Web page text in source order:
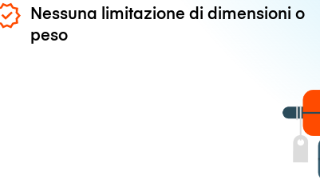
Nessuna limitazione di dimensioni o
peso